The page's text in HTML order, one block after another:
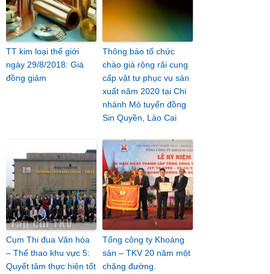
TT kim loại thế giới
ngày 29/8/2018: Giá
đồng giảm
Thông báo tổ chức
chào giá rộng rãi cung
cấp vật tư phục vụ sản
xuất năm 2020 tại Chi
nhánh Mỏ tuyển đồng
Sin Quyền, Lào Cai
Cụm Thi đua Văn hóa
– Thể thao khu vực 5:
Quyết tâm thực hiện tốt
Tổng công ty Khoáng
sản – TKV 20 năm một
chặng đường.